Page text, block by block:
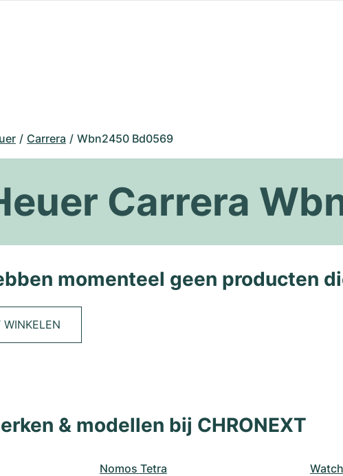
Carrera Wbn2450 Bd0569
Carrera
momenteel geen producten
& modellen bij CHRONEXT
Nomos Tetra